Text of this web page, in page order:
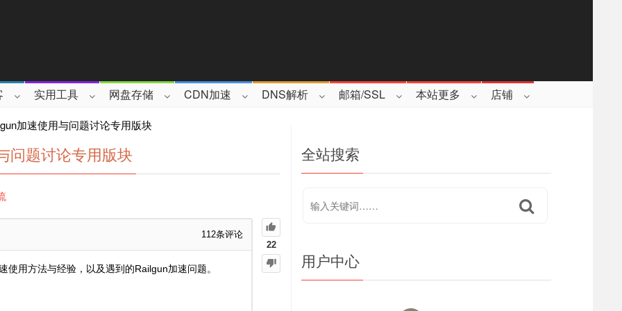
实用工具 网盘存储 CDN加速 DNS解析 邮箱/SSL 本站更多 店铺
加速使用与问题讨论专用版块
问题讨论专用版块
22
112条评论
用方法与经验，以及遇到的Railgun加速问题。
全站搜索
用户中心